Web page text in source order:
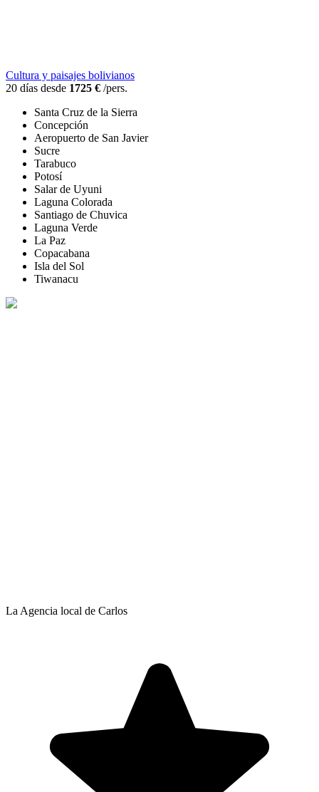
Cultura y paisajes bolivianos
20 días desde 1725 € /pers.
Santa Cruz de la Sierra
Concepción
Aeropuerto de San Javier
Sucre
Tarabuco
Potosí
Salar de Uyuni
Laguna Colorada
Santiago de Chuvica
Laguna Verde
La Paz
Copacabana
Isla del Sol
Tiwanacu
La Agencia local de Carlos